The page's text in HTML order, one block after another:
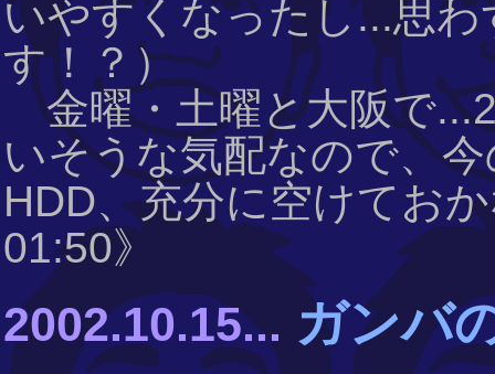
いやすくなったし...思
す！？）
金曜・土曜と大阪で
いそうな気配なので、
HDD、充分に空けてお
01:50》
2002.10.15... ガンバ